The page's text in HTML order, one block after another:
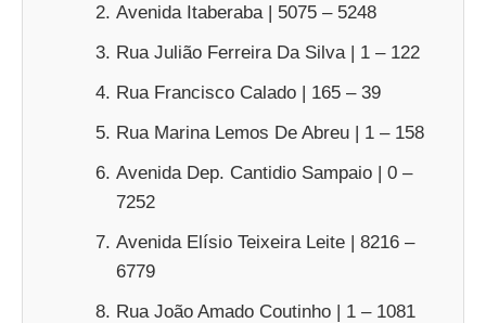
Avenida Itaberaba | 5075 – 5248
Rua Julião Ferreira Da Silva | 1 – 122
Rua Francisco Calado | 165 – 39
Rua Marina Lemos De Abreu | 1 – 158
Avenida Dep. Cantidio Sampaio | 0 –
7252
Avenida Elísio Teixeira Leite | 8216 –
6779
Rua João Amado Coutinho | 1 – 1081